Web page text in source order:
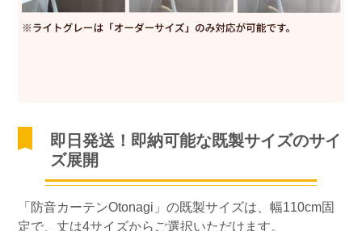
即日発送！即納可能な既製サイズのサイ
ズ展開
「防音カーテンOtonagi」の既製サイズは、幅110cm固
定で、丈は4サイズからご選択いただけます。